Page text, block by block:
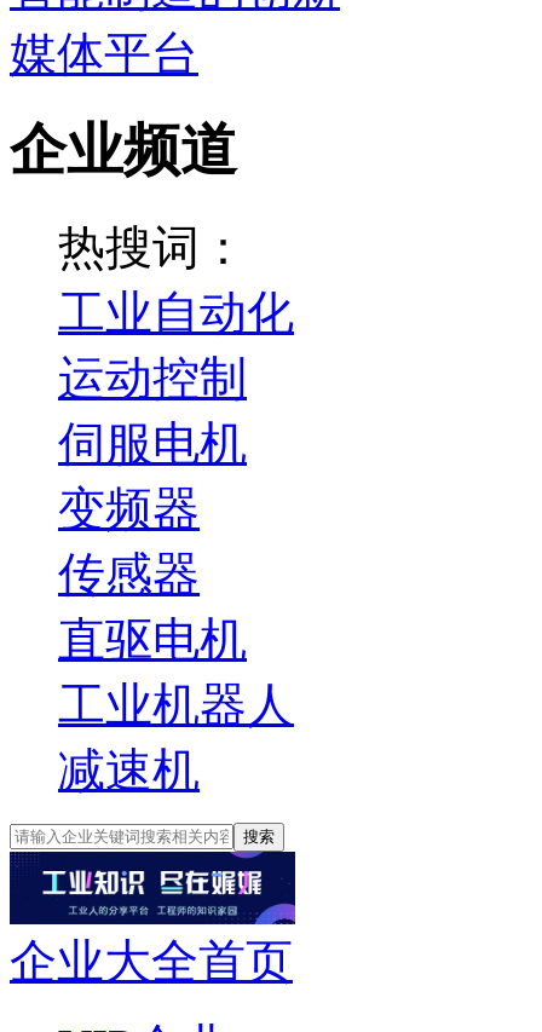
企业频道
热搜词：
工业自动化
运动控制
伺服电机
变频器
传感器
直驱电机
工业机器人
减速机
搜索
企业大全首页